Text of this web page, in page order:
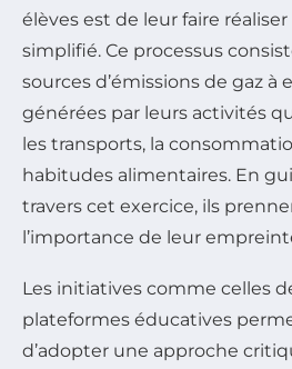
élèves est de leur faire réaliser
simplifié. Ce processus
sources d’émissions de gaz à
générées par leurs activités
les transports, la
habitudes alimentaires. En
travers cet exercice, ils
l’importance de leur
Les initiatives comme celles
plateformes éducatives
d’adopter une approche